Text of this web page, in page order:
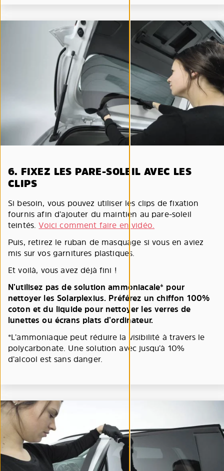
6. FIXEZ LES PARE-SOLEIL AVEC LES
CLIPS
Si besoin, vous pouvez utiliser les clips de fixation
fournis afin d’ajouter du maintien au pare-soleil
teintés.Voici comment faire en vidéo.
Puis, retirez le ruban de masquage si vous en aviez
mis sur vos garnitures plastiques.
Et voilà, vous avez déjà fini !
N’utilisez pas de solution ammoniacale* pour
nettoyer les Solarplexius. Préférez un chiffon 100%
coton et du liquide pour nettoyer les verres de
lunettes ou écrans plats d’ordinateur.
*L’ammoniaque peut réduire la visibilité à travers le
polycarbonate. Une solution avec jusqu’à 10%
d’alcool est sans danger.